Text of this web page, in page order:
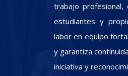
trabajo
estudiantes y
labor en equipo
y garantiza
iniciativa y